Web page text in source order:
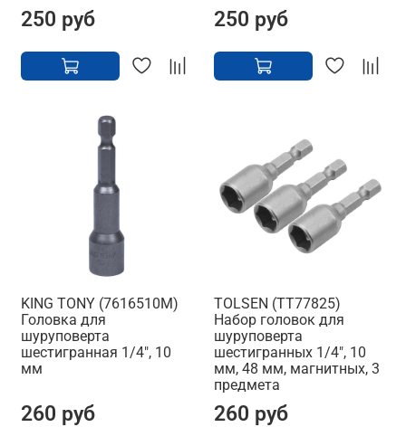
250 руб 250 руб
KING TONY (7616510M)
Головка для
шуруповерта
шестигранная 1/4", 10
мм
260 руб
TOLSEN (TT77825)
Набор головок для
шуруповерта
шестигранных 1/4", 10
мм, 48 мм, магнитных, 3
предмета
260 руб